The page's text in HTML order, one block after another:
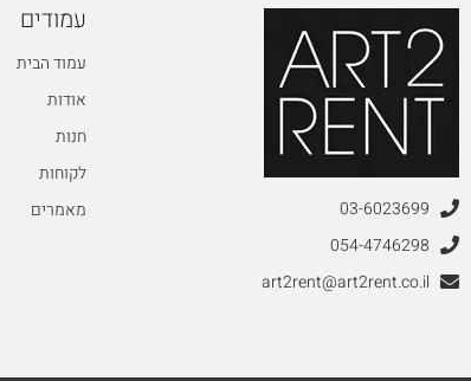
03-6023699
054-4746298
art2rent@art2rent.co.il
עמודים
עמוד הבית
אודות
חנות
לקוחות
מאמרים